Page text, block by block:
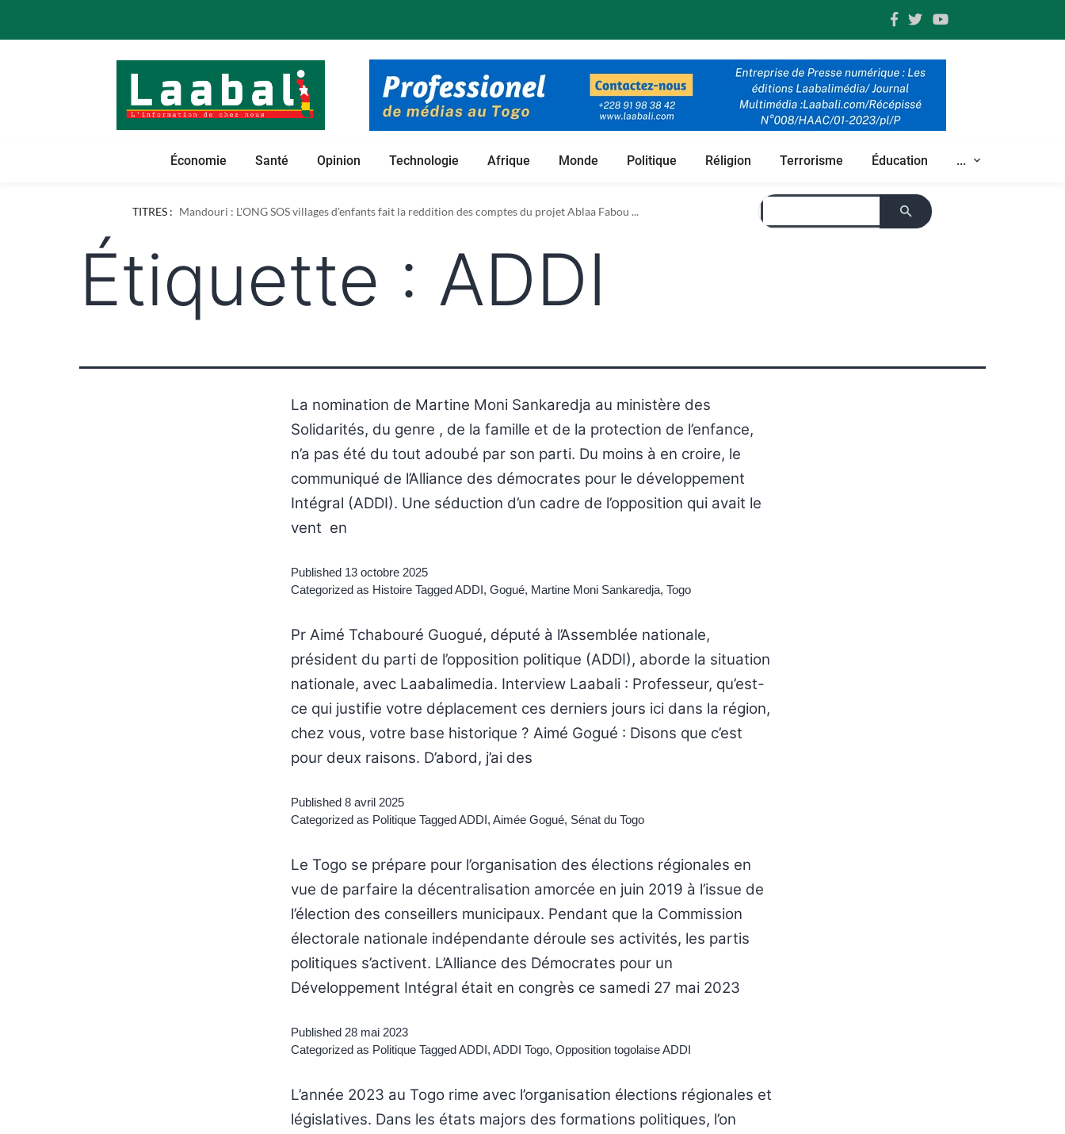
Économie Santé Opinion Technologie Afrique Monde Politique Réligion Terrorisme Éducation ...
TITRES : Dapaong : l'ONG AREF pose les bases foncières de son projet de culture du bambou ...
Étiquette : ADDI
La nomination de Martine Moni Sankaredja au ministère des
Solidarités, du genre , de la famille et de la protection de l’enfance,
n’a pas été du tout adoubé par son parti. Du moins à en croire, le
communiqué de l’Alliance des démocrates pour le développement
Intégral (ADDI). Une séduction d’un cadre de l’opposition qui avait le
vent en
Published 13 octobre 2025
Categorized as Histoire TaggedADDI, Gogué, Martine Moni Sankaredja, Togo
Pr Aimé Tchabouré Guogué, député à l’Assemblée nationale,
président du parti de l’opposition politique (ADDI), aborde la situation
nationale, avec Laabalimedia. Interview Laabali : Professeur, qu’est-
ce qui justifie votre déplacement ces derniers jours ici dans la région,
chez vous, votre base historique ? Aimé Gogué : Disons que c’est
pour deux raisons. D’abord, j’ai des
Published 8 avril 2025
Categorized as Politique TaggedADDI, Aimée Gogué, Sénat du Togo
Le Togo se prépare pour l’organisation des élections régionales en
vue de parfaire la décentralisation amorcée en juin 2019 à l’issue de
l’élection des conseillers municipaux. Pendant que la Commission
électorale nationale indépendante déroule ses activités, les partis
politiques s’activent. L’Alliance des Démocrates pour un
Développement Intégral était en congrès ce samedi 27 mai 2023
Published 28 mai 2023
Categorized as Politique TaggedADDI, ADDI Togo, Opposition togolaise ADDI
L’année 2023 au Togo rime avec l’organisation élections régionales et
législatives. Dans les états majors des formations politiques, l’on